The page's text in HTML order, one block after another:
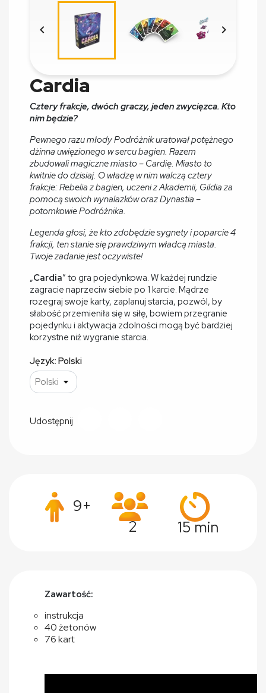
 
Cardia
Cztery frakcje, dwóch graczy, jeden zwycięzca. Kto
nim będzie?
Pewnego razu młody Podróżnik uratował potężnego
dżinna uwięzionego w sercu bagien. Razem
zbudowali magiczne miasto – Cardię. Miasto to
kwitnie do dzisiaj. O władzę w nim walczą cztery
frakcje: Rebelia z bagien, uczeni z Akademii, Gildia za
pomocą swoich wynalazków oraz Dynastia –
potomkowie Podróżnika.
Legenda głosi, że kto zdobędzie sygnety i poparcie 4
frakcji, ten stanie się prawdziwym władcą miasta.
Twoje zadanie jest oczywiste!
„Cardia” to gra pojedynkowa. W każdej rundzie
zagracie naprzeciw siebie po 1 karcie. Mądrze
rozegraj swoje karty, zaplanuj starcia, pozwól, by
słabość przemieniła się w siłę, bowiem przegranie
pojedynku i aktywacja zdolności mogą być bardziej
korzystne niż wygranie starcia.
Język: Polski
Udostępnij
9+
2
15 min
Zawartość:
instrukcja
40 żetonów
76 kart